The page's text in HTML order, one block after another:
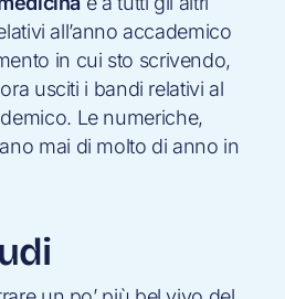
all’anno accademico
in cui sto scrivendo,
usciti i bandi relativi al
Le numeriche,
mai di molto di anno in